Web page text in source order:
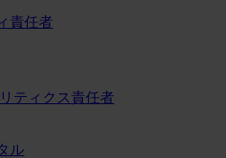
責任者
ティクス責任者
ル